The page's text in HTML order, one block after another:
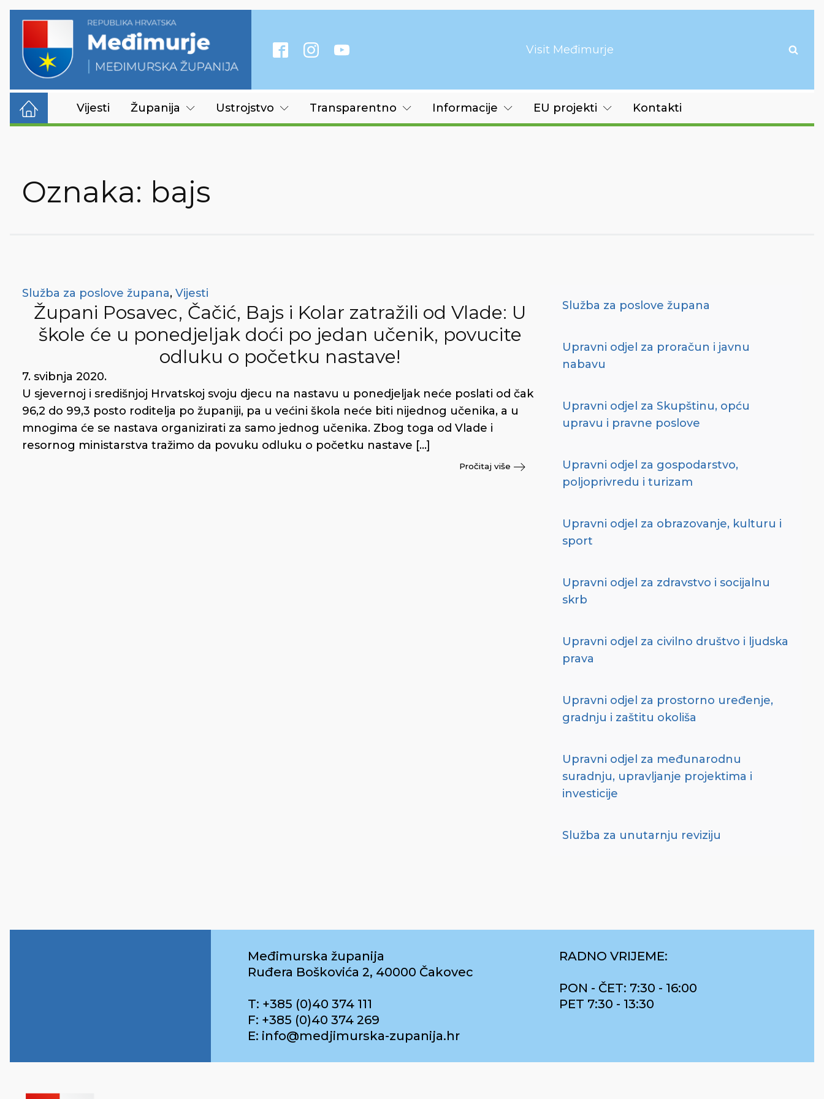
Visit Međimurje
Vijesti Županija Ustrojstvo Transparentno Informacije EU projekti Kontakti
Oznaka: bajs
Služba za poslove župana, Vijesti
Župani Posavec, Čačić, Bajs i Kolar zatražili od Vlade: U
škole će u ponedjeljak doći po jedan učenik, povucite
odluku o početku nastave!
7. svibnja 2020.
U sjevernoj i središnjoj Hrvatskoj svoju djecu na nastavu u ponedjeljak neće poslati od čak
96,2 do 99,3 posto roditelja po županiji, pa u većini škola neće biti nijednog učenika, a u
mnogima će se nastava organizirati za samo jednog učenika. Zbog toga od Vlade i
resornog ministarstva tražimo da povuku odluku o početku nastave […]
Pročitaj više
Služba za poslove župana
Upravni odjel za proračun i javnu
nabavu
Upravni odjel za Skupštinu, opću
upravu i pravne poslove
Upravni odjel za gospodarstvo,
poljoprivredu i turizam
Upravni odjel za obrazovanje, kulturu i
sport
Upravni odjel za zdravstvo i socijalnu
skrb
Upravni odjel za civilno društvo i ljudska
prava
Upravni odjel za prostorno uređenje,
gradnju i zaštitu okoliša
Upravni odjel za međunarodnu
suradnju, upravljanje projektima i
investicije
Služba za unutarnju reviziju
Međimurska županija
Ruđera Boškovića 2, 40000 Čakovec
T: +385 (0)40 374 111
F: +385 (0)40 374 269
E: info@medjimurska-zupanija.hr
RADNO VRIJEME:
PON - ČET: 7:30 - 16:00
PET 7:30 - 13:30